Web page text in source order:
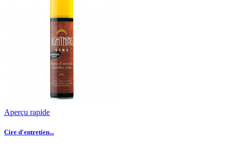
Aperçu rapide
Cire d'entretien...